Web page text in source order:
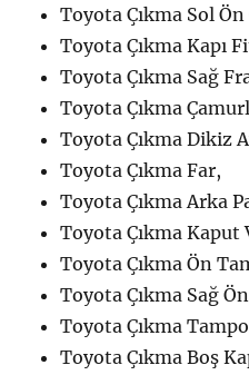
Toyota Çıkma Sol
Toyota Çıkma Kapı
Toyota Çıkma Sağ
Toyota Çıkma
Toyota Çıkma Dikiz
Toyota Çıkma Far,
Toyota Çıkma Arka
Toyota Çıkma Kaput
Toyota Çıkma Ön
Toyota Çıkma Sağ
Toyota Çıkma
Toyota Çıkma Boş